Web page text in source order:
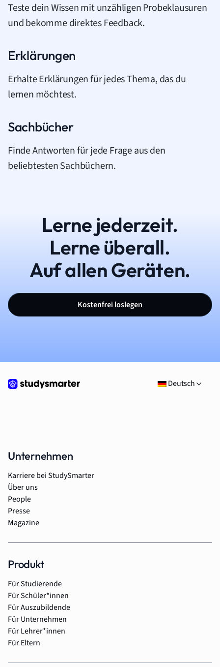
Teste dein Wissen mit unzähligen Probeklausuren
und bekomme direktes Feedback.
Erklärungen
Erhalte Erklärungen für jedes Thema, das du
lernen möchtest.
Sachbücher
Finde Antworten für jede Frage aus den
beliebtesten Sachbüchern.
Lerne jederzeit.
Lerne überall.
Auf allen Geräten.
Kostenfrei loslegen
Deutsch
Unternehmen
Karriere bei StudySmarter
Über uns
People
Presse
Magazine
Produkt
Für Studierende
Für Schüler*innen
Für Auszubildende
Für Unternehmen
Für Lehrer*innen
Für Eltern